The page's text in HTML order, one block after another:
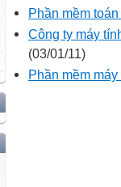
Phần mềm
Công ty máy
(03/01/11)
Phần mềm